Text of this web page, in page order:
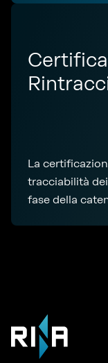
La
tracciabilità
fase della